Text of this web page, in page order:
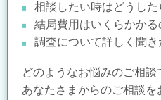
相談したい時はどうした
結局費用はいくらかかる
調査について詳しく聞き
どのようなお悩みのご相談
あなたさまからのご相談を